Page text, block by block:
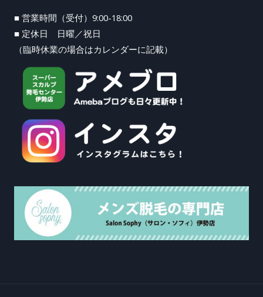
■ 営業時間（受付）9:00-18:00
■ 定休日 日曜／祝日
（臨時休業の場合はカレンダーに記載）